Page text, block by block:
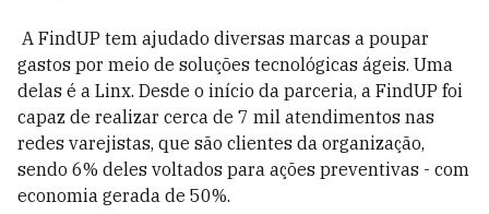
A FindUP tem ajudado diversas marcas a poupar
gastos por meio de soluções tecnológicas ágeis. Uma
delas é a Linx. Desde o início da parceria, a FindUP foi
capaz de realizar cerca de 7 mil atendimentos nas
redes varejistas, que são clientes da organização,
sendo 6% deles voltados para ações preventivas - com
economia gerada de 50%.